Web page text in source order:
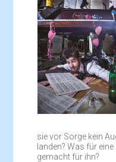
sie vor Sorge kein
landen? Was für
gemacht für ihn?